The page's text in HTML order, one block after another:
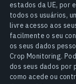
estados da UE, por
todos os usuários,
livre acesso aos
facilmente o seu
os seus dados
Crop Monitoring.
dos seus dados por
como acede ou